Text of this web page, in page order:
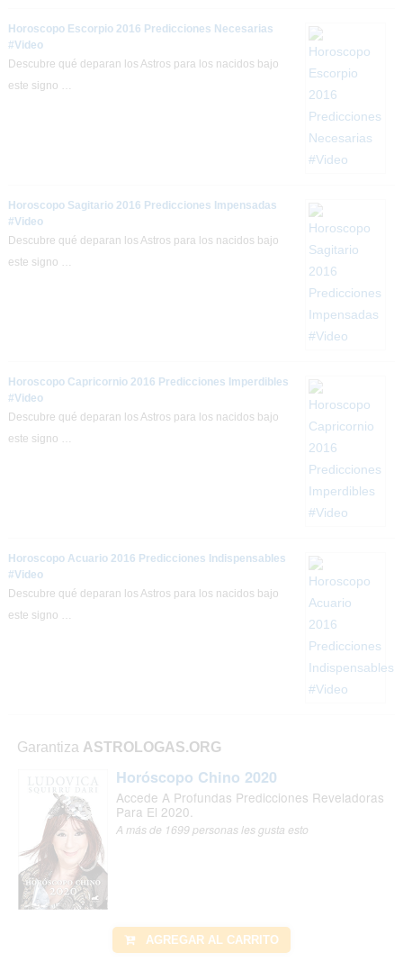
Horoscopo Escorpio 2016 Predicciones Necesarias
#Video
Descubre qué deparan los Astros para los nacidos bajo
este signo …
Horoscopo Sagitario 2016 Predicciones Impensadas
#Video
Descubre qué deparan los Astros para los nacidos bajo
este signo …
Horoscopo Capricornio 2016 Predicciones Imperdibles
#Video
Descubre qué deparan los Astros para los nacidos bajo
este signo …
Horoscopo Acuario 2016 Predicciones Indispensables
#Video
Descubre qué deparan los Astros para los nacidos bajo
este signo …
Garantiza ASTROLOGAS.ORG
Horóscopo Chino 2020
Accede A Profundas Predicciones Reveladoras
Para El 2020.
A más de 1699 personas les gusta esto
AGREGAR AL CARRITO